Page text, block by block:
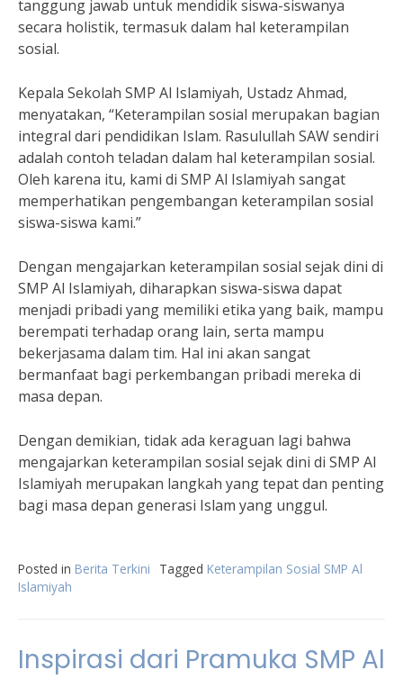
tanggung jawab untuk mendidik siswa-siswanya
secara holistik, termasuk dalam hal keterampilan
sosial.
Kepala Sekolah SMP Al Islamiyah, Ustadz Ahmad,
menyatakan, “Keterampilan sosial merupakan bagian
integral dari pendidikan Islam. Rasulullah SAW sendiri
adalah contoh teladan dalam hal keterampilan sosial.
Oleh karena itu, kami di SMP Al Islamiyah sangat
memperhatikan pengembangan keterampilan sosial
siswa-siswa kami.”
Dengan mengajarkan keterampilan sosial sejak dini di
SMP Al Islamiyah, diharapkan siswa-siswa dapat
menjadi pribadi yang memiliki etika yang baik, mampu
berempati terhadap orang lain, serta mampu
bekerjasama dalam tim. Hal ini akan sangat
bermanfaat bagi perkembangan pribadi mereka di
masa depan.
Dengan demikian, tidak ada keraguan lagi bahwa
mengajarkan keterampilan sosial sejak dini di SMP Al
Islamiyah merupakan langkah yang tepat dan penting
bagi masa depan generasi Islam yang unggul.
Posted in Berita Terkini Tagged Keterampilan Sosial SMP Al
Islamiyah
Inspirasi dari Pramuka SMP Al